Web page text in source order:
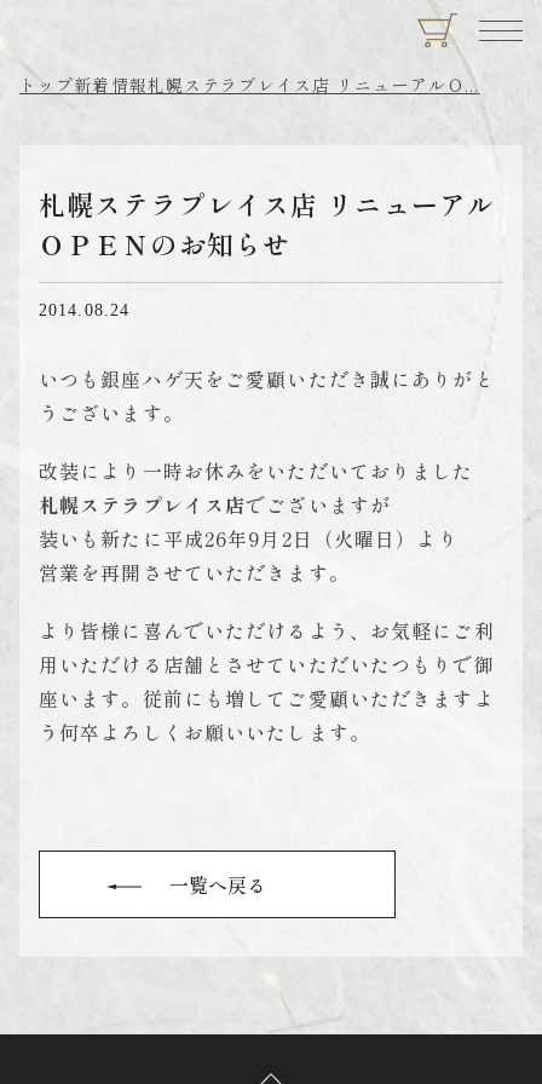
トップ新着情報札幌ステラプレイス店 リニューアルＯ...
札幌ステラプレイス店 リニューアル
ＯＰＥＮのお知らせ
2014.08.24
いつも銀座ハゲ天をご愛顧いただき誠にありがと
うございます。
改装により一時お休みをいただいておりました
札幌ステラプレイス店でございますが
装いも新たに平成26年9月2日（火曜日）より
営業を再開させていただきます。
より皆様に喜んでいただけるよう、お気軽にご利
用いただける店舗とさせていただいたつもりで御
座います。従前にも増してご愛顧いただきますよ
う何卒よろしくお願いいたします。
一覧へ戻る